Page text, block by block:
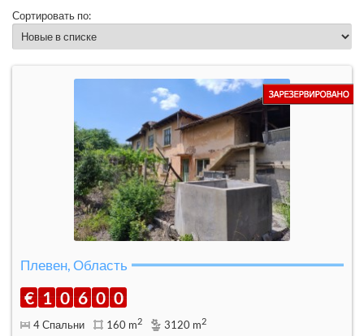
Сортировать по:
Плевен, Область
€ 1 0 6 0 0
4 Спальни 160 m2 3120 m2